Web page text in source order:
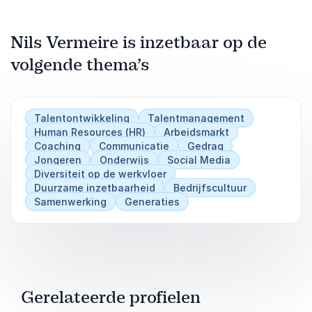
Nils Vermeire is inzetbaar op de
volgende thema’s
Talentontwikkeling
Talentmanagement
Human Resources (HR)
Arbeidsmarkt
Coaching
Communicatie
Gedrag
Jongeren
Onderwijs
Social Media
Diversiteit op de werkvloer
Duurzame inzetbaarheid
Bedrijfscultuur
Samenwerking
Generaties
Gerelateerde profielen